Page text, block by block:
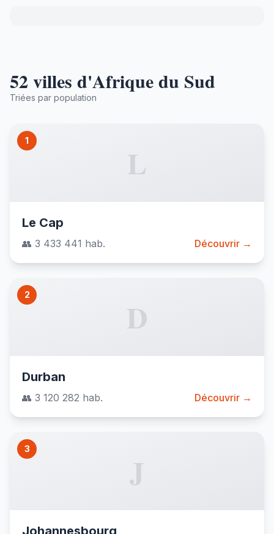
52 villes d'Afrique du Sud
Triées par population
1
L
Le Cap
👥 3 433 441 hab. Découvrir →
2
D
Durban
👥 3 120 282 hab. Découvrir →
3
J
Johannesbourg